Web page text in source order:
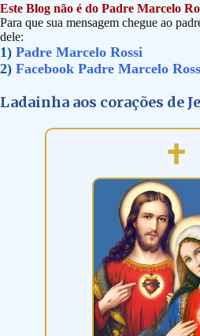
Este Blog não é do Padre Marcelo
Para que sua mensagem chegue ao
dele:
1) Padre Marcelo Rossi
2) Facebook Padre Marcelo
Ladainha aos corações de